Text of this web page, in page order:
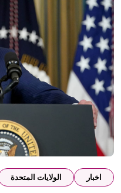
اخبار الولايات المتحدة